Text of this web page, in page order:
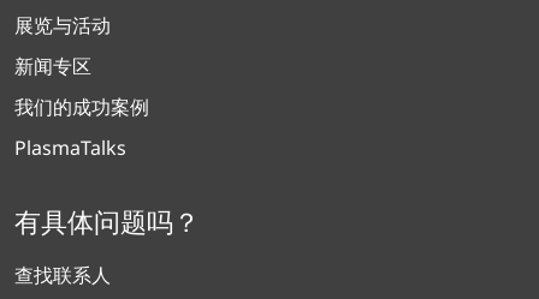
展览与活动
新闻专区
我们的成功案例
PlasmaTalks
有具体问题吗？
查找联系人